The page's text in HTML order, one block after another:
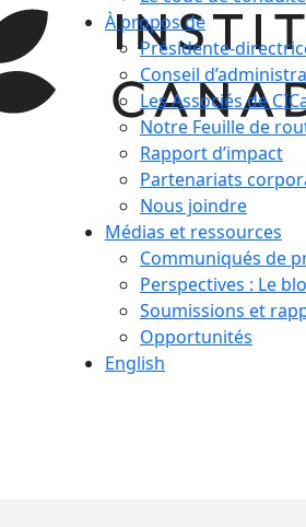
À propos de
Présidente-
Conseil
Les Associés de
Notre Feuille de
Rapport d’impact
Partenariats
Nous joindre
Médias et ressources
Communiqués de
Perspectives : Le
Soumissions et
Opportunités
English